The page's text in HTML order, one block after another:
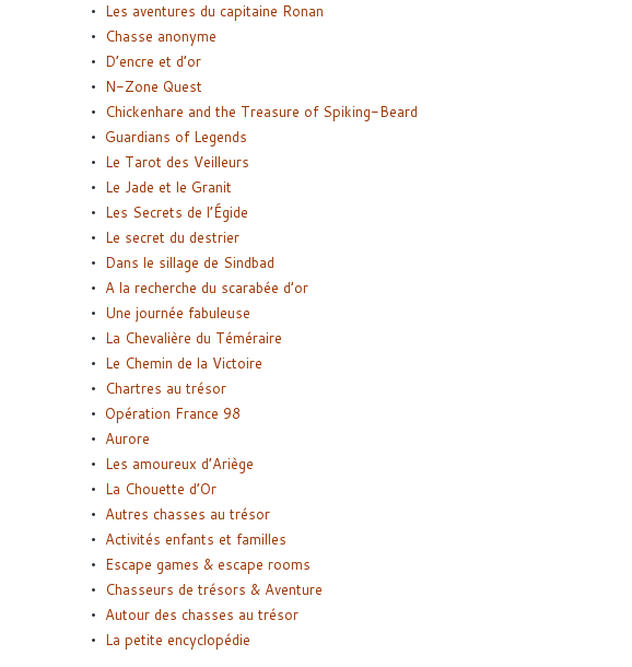
Les aventures du capitaine Ronan
Chasse anonyme
D’encre et d’or
N-Zone Quest
Chickenhare and the Treasure of Spiking-Beard
Guardians of Legends
Le Tarot des Veilleurs
Le Jade et le Granit
Les Secrets de l’Égide
Le secret du destrier
Dans le sillage de Sindbad
A la recherche du scarabée d’or
Une journée fabuleuse
La Chevalière du Téméraire
Le Chemin de la Victoire
Chartres au trésor
Opération France 98
Aurore
Les amoureux d’Ariège
La Chouette d’Or
Autres chasses au trésor
Activités enfants et familles
Escape games & escape rooms
Chasseurs de trésors & Aventure
Autour des chasses au trésor
La petite encyclopédie